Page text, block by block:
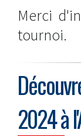
Merci
tournoi.
2024 à